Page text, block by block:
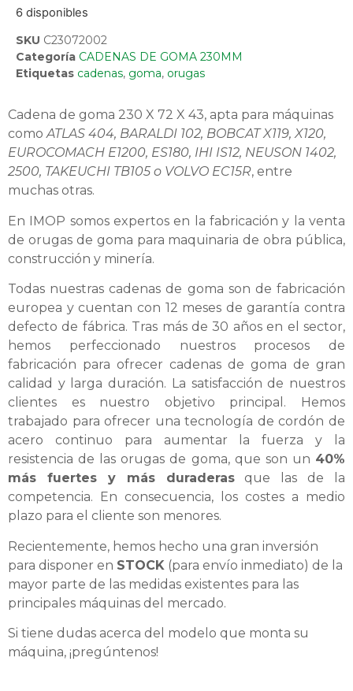
6 disponibles
SKU C23072002
Categoría CADENAS DE GOMA 230MM
Etiquetas cadenas, goma, orugas
Cadena de goma 230 X 72 X 43, apta para máquinas
comoATLAS 404, BARALDI 102, BOBCAT X119, X120,
EUROCOMACH E1200, ES180, IHI IS12, NEUSON 1402,
2500, TAKEUCHI TB105 o VOLVO EC15R, entre
muchas otras.
En IMOP somos expertos en la fabricación y la venta
de orugas de goma para maquinaria de obra pública,
construcción y minería.
Todas nuestras cadenas de goma son de fabricación
europea y cuentan con 12 meses de garantía contra
defecto de fábrica. Tras más de 30 años en el sector,
hemos perfeccionado nuestros procesos de
fabricación para ofrecer cadenas de goma de gran
calidad y larga duración. La satisfacción de nuestros
clientes es nuestro objetivo principal. Hemos
trabajado para ofrecer una tecnología de cordón de
acero continuo para aumentar la fuerza y la
resistencia de las orugas de goma, que son un 40%
más fuertes y más duraderasque las de la
competencia. En consecuencia, los costes a medio
plazo para el cliente son menores.
Recientemente, hemos hecho una gran inversión
para disponer en STOCK (para envío inmediato) de la
mayor parte de las medidas existentes para las
principales máquinas del mercado.
Si tiene dudas acerca del modelo que monta su
máquina, ¡pregúntenos!